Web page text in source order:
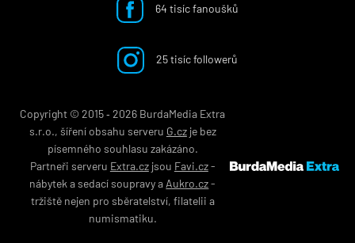
64 tisíc fanoušků
25 tisíc followerů
Copyright © 2015 ‐ 2026 BurdaMedia Extra
s.r.o., šíření obsahu serveru G.czje bez
písemného souhlasu zakázáno.
Partneři serveru Extra.czjsou Favi.cz-
nábytek a sedací soupravya Aukro.cz-
tržiště nejen pro sběratelství, filatelii a
numismatiku.